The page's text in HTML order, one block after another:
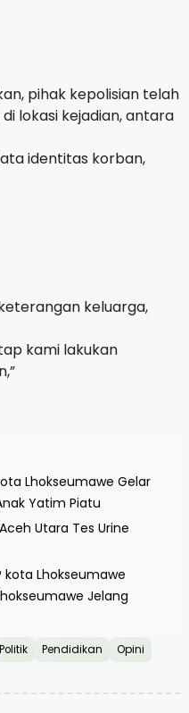
pihak kepolisian telah
lokasi kejadian, antara
identitas korban,
keluarga,
kami lakukan
Lhokseumawe Gelar
Yatim Piatu
Utara Tes Urine
kota Lhokseumawe
Jelang
Politik Pendidikan
Opini